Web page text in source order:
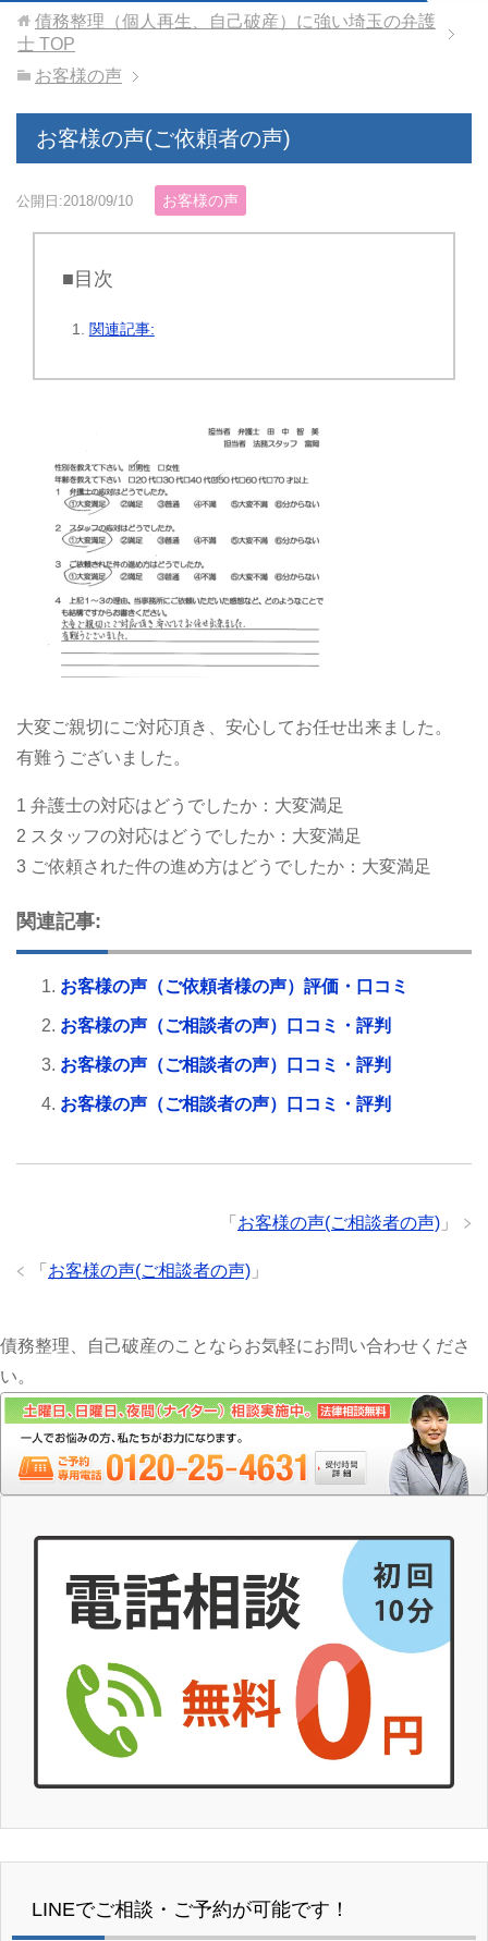
債務整理（個人再生、自己破産）に強い埼玉の弁護
士 TOP
お客様の声
お客様の声(ご依頼者の声)
公開日:2018/09/10 お客様の声
■目次
関連記事:
大変ご親切にご対応頂き、安心してお任せ出来ました。
有難うございました。
1 弁護士の対応はどうでしたか：大変満足
2 スタッフの対応はどうでしたか：大変満足
3 ご依頼された件の進め方はどうでしたか：大変満足
関連記事:
お客様の声（ご依頼者様の声）評価・口コミ
お客様の声（ご相談者の声）口コミ・評判
お客様の声（ご相談者の声）口コミ・評判
お客様の声（ご相談者の声）口コミ・評判
「 お客様の声(ご相談者の声) 」
「 お客様の声(ご相談者の声) 」
債務整理、自己破産のことならお気軽にお問い合わせくださ
い。
LINEでご相談・ご予約が可能です！